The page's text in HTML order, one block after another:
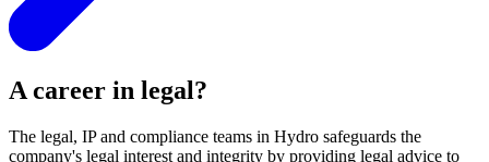
A career in legal?
The legal, IP and compliance teams in Hydro safeguards the
company's legal interest and integrity by providing legal advice to